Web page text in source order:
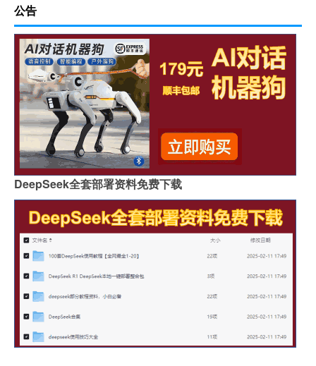
公告
DeepSeek全套部署资料免费下载